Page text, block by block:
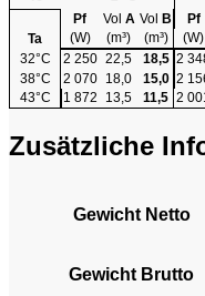
Pf
Vol A Vol B Pf
Ta
(W) (m³) (m³) (W)
32°C
2 250 22,5 18,5 2
38°C
2 070 18,0 15,0 2
43°C
1 872 13,5 11,5 2
Zusätzliche
Gewicht Netto
Gewicht Brutto